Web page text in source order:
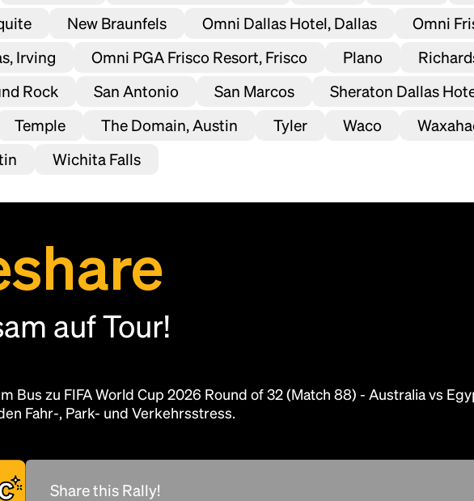
New Braunfels Omni Dallas Hotel, Dallas
Omni
Irving
Omni PGA Frisco Resort, Frisco Plano
Rock
San Antonio San Marcos Sheraton Dallas
Temple The Domain, Austin Tyler Waco
Wichita Falls
auf Tour!
Bus zu FIFA World Cup 2026 Round of 32 (Match 88) - Australia vs
Fahr-, Park- und Verkehrsstress.
Share this Rally!
Headline
Lorem Ipsum is simply dummy text of the
printing and typesetting industry.
dummy text ever since the 1500s, when an
unknown printer took a galley of type and
the leap into electronic typesetting, remaining
essentially unchanged.